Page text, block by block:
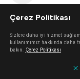
Çerez Politikası
Sizlere daha iyi hizmet
kullanımımız hakkında
bakın. Çerez Politikası